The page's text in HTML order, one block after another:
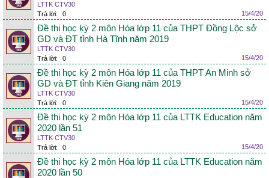
LTTK CTV30
Trả lời:
0 15/4/20
Đề thi học kỳ 2 môn Hóa lớp 11 của THPT Đồng Lộc sở
GD và ĐT tỉnh Hà Tĩnh năm 2019
LTTK CTV30
Trả lời:
0 15/4/20
Đề thi học kỳ 2 môn Hóa lớp 11 của THPT An Minh sở
GD và ĐT tỉnh Kiên Giang năm 2019
LTTK CTV30
Trả lời:
0 15/4/20
Đề thi học kỳ 2 môn Hóa lớp 11 của LTTK Education năm
2020 lần 51
LTTK CTV30
Trả lời:
0 15/4/20
Đề thi học kỳ 2 môn Hóa lớp 11 của LTTK Education năm
2020 lần 50